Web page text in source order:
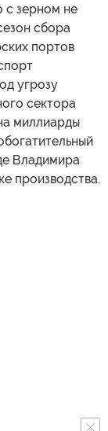
с зерном не
сбора
портов
угрозу
сектора
миллиарды
Владимира
производства.